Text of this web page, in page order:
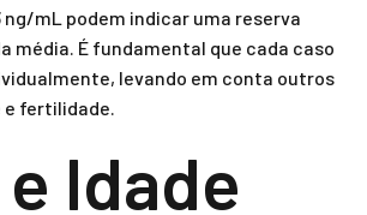
ng/mL podem indicar uma reserva
média. É fundamental que cada caso
levando em conta outros
e fertilidade.
Idade